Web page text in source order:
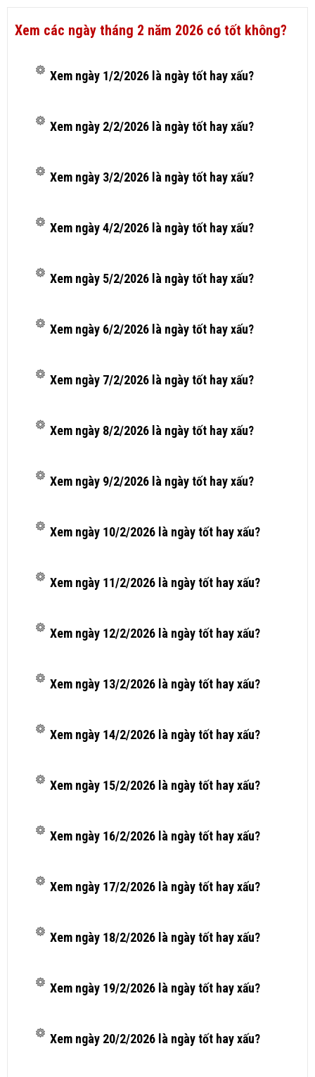
Xem các ngày tháng 2 năm 2026 có tốt không?
Xem ngày 1/2/2026 là ngày tốt hay xấu?
Xem ngày 2/2/2026 là ngày tốt hay xấu?
Xem ngày 3/2/2026 là ngày tốt hay xấu?
Xem ngày 4/2/2026 là ngày tốt hay xấu?
Xem ngày 5/2/2026 là ngày tốt hay xấu?
Xem ngày 6/2/2026 là ngày tốt hay xấu?
Xem ngày 7/2/2026 là ngày tốt hay xấu?
Xem ngày 8/2/2026 là ngày tốt hay xấu?
Xem ngày 9/2/2026 là ngày tốt hay xấu?
Xem ngày 10/2/2026 là ngày tốt hay xấu?
Xem ngày 11/2/2026 là ngày tốt hay xấu?
Xem ngày 12/2/2026 là ngày tốt hay xấu?
Xem ngày 13/2/2026 là ngày tốt hay xấu?
Xem ngày 14/2/2026 là ngày tốt hay xấu?
Xem ngày 15/2/2026 là ngày tốt hay xấu?
Xem ngày 16/2/2026 là ngày tốt hay xấu?
Xem ngày 17/2/2026 là ngày tốt hay xấu?
Xem ngày 18/2/2026 là ngày tốt hay xấu?
Xem ngày 19/2/2026 là ngày tốt hay xấu?
Xem ngày 20/2/2026 là ngày tốt hay xấu?